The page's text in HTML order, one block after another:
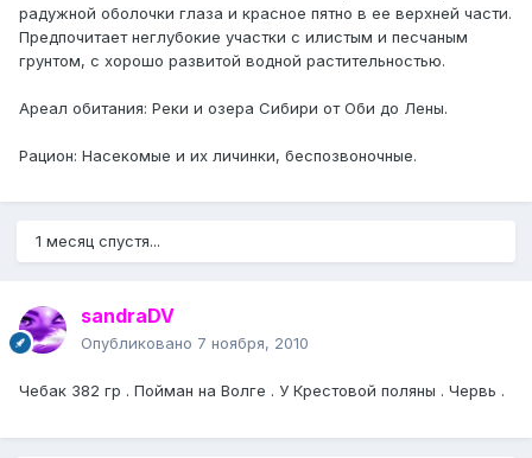
радужной оболочки глаза и красное пятно в ее верхней части.
Предпочитает неглубокие участки с илистым и песчаным
грунтом, с хорошо развитой водной растительностью.
Ареал обитания: Реки и озера Сибири от Оби до Лены.
Рацион: Насекомые и их личинки, беспозвоночные.
1 месяц спустя...
sandraDV
Опубликовано 7 ноября, 2010
Чебак 382 гр . Пойман на Волге . У Крестовой поляны . Червь .